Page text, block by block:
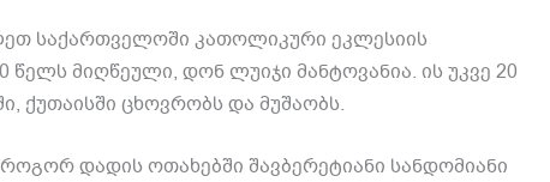
საქართველოში კათოლიკური ეკლესიის
მიღწეული, დონ ლუიჯი მანტოვანია. ის უკვე 20
ქუთაისში ცხოვრობს და მუშაობს.
დადის ოთახებში შავბერეტიანი სანდომიანი